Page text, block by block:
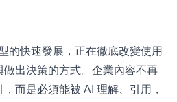
的快速發展，正在徹底改變使用
出決策的方式。企業內容不再
而是必須能被 AI 理解、引用，